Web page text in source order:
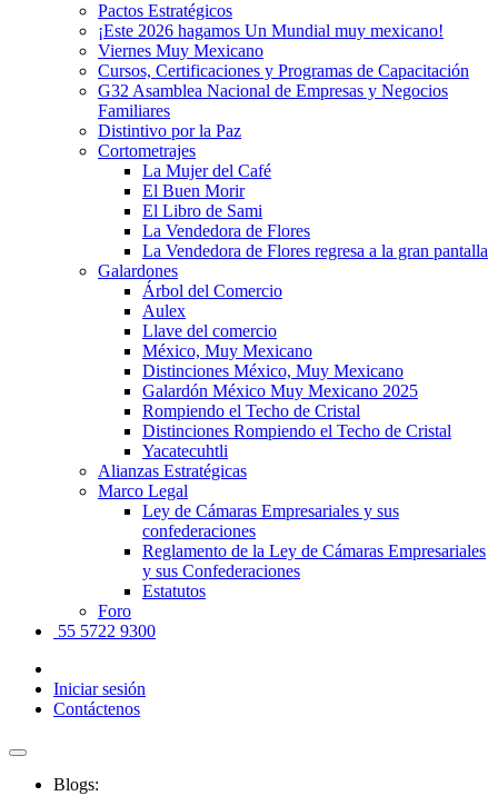
Pactos Estratégicos
¡Este 2026 hagamos Un Mundial muy mexicano!
Viernes Muy Mexicano
Cursos, Certificaciones y Programas de Capacitación
G32 Asamblea Nacional de Empresas y Negocios
Familiares
Distintivo por la Paz
Cortometrajes
La Mujer del Café
El Buen Morir
El Libro de Sami
La Vendedora de Flores
La Vendedora de Flores regresa a la gran pantalla
Galardones
Árbol del Comercio
Aulex
Llave del comercio
México, Muy Mexicano
Distinciones México, Muy Mexicano
Galardón México Muy Mexicano 2025
Rompiendo el Techo de Cristal
Distinciones Rompiendo el Techo de Cristal
Yacatecuhtli
Alianzas Estratégicas
Marco Legal
Ley de Cámaras Empresariales y sus
confederaciones
Reglamento de la Ley de Cámaras Empresariales
y sus Confederaciones
Estatutos
Foro
55 5722 9300
Iniciar sesión
Contáctenos
Blogs: